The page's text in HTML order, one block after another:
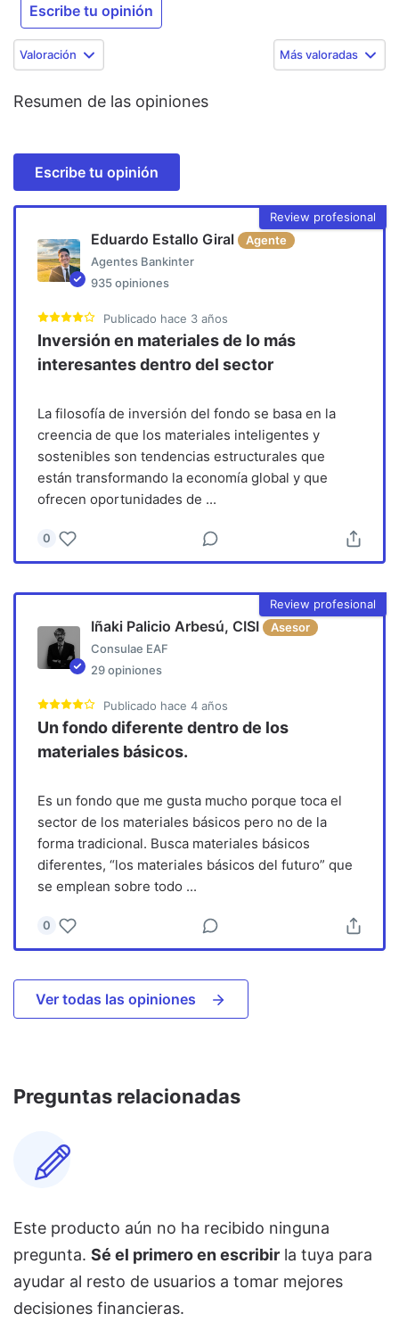
Escribe tu opinión
Valoración Más valoradas
Resumen de las opiniones
Escribe tu opinión
Review profesional
Eduardo Estallo Giral
Agente
Agentes Bankinter
935 opiniones
Publicado hace 3 años
Inversión en materiales de lo más
interesantes dentro del sector
La filosofía de inversión del fondo se basa en la
creencia de que los materiales inteligentes y
sostenibles son tendencias estructurales que
están transformando la economía global y que
ofrecen oportunidades de ...
0
Review profesional
Iñaki Palicio Arbesú, CISI
Asesor
Consulae EAF
29 opiniones
Publicado hace 4 años
Un fondo diferente dentro de los
materiales básicos.
Es un fondo que me gusta mucho porque toca el
sector de los materiales básicos pero no de la
forma tradicional. Busca materiales básicos
diferentes, “los materiales básicos del futuro” que
se emplean sobre todo ...
0
Ver todas las opiniones
Preguntas relacionadas
Este producto aún no ha recibido ninguna
pregunta. Sé el primero en escribir la tuya para
ayudar al resto de usuarios a tomar mejores
decisiones financieras.